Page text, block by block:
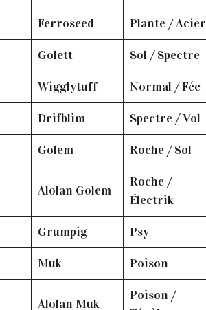
Ferroseed Plante / Acier
Golett Sol / Spectre
Wigglytuff Normal / Fée
Drifblim Spectre / Vol
Golem Roche / Sol
Alolan Golem
Roche /
Électrik
Grumpig Psy
Muk Poison
Alolan Muk
Poison /